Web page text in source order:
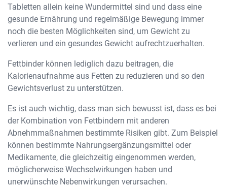
Tabletten allein keine Wundermittel sind und dass eine
gesunde Ernährung und regelmäßige Bewegung immer
noch die besten Möglichkeiten sind, um Gewicht zu
verlieren und ein gesundes Gewicht aufrechtzuerhalten.
Fettbinder können lediglich dazu beitragen, die
Kalorienaufnahme aus Fetten zu reduzieren und so den
Gewichtsverlust zu unterstützen.
Es ist auch wichtig, dass man sich bewusst ist, dass es bei
der Kombination von Fettbindern mit anderen
Abnehmmaßnahmen bestimmte Risiken gibt. Zum Beispiel
können bestimmte Nahrungsergänzungsmittel oder
Medikamente, die gleichzeitig eingenommen werden,
möglicherweise Wechselwirkungen haben und
unerwünschte Nebenwirkungen verursachen.